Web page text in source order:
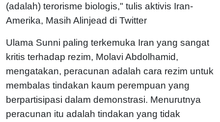
(adalah) terorisme biologis," tulis aktivis Iran-
Amerika, Masih Alinjead di Twitter
Ulama Sunni paling terkemuka Iran yang sangat
kritis terhadap rezim, Molavi Abdolhamid,
mengatakan, peracunan adalah cara rezim untuk
membalas tindakan kaum perempuan yang
berpartisipasi dalam demonstrasi. Menurutnya
peracunan itu adalah tindakan yang tidak